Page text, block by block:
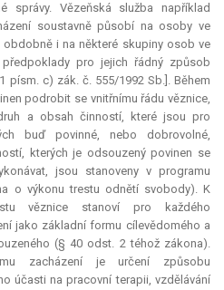
správy. Vězeňská služba například
soustavně působí na osoby ve
i na některé skupiny osob ve
pro jejich řádný způsob
c) zák. č. 555/1992 Sb.]. Během
podrobit se vnitřnímu řádu věznice,
a obsah činností, které jsou pro
buď povinné, nebo dobrovolné,
kterých je odsouzený povinen se
jsou stanoveny v programu
o výkonu trestu odnětí svobody). K
věznice stanoví pro každého
jako základní formu cílevědomého a
(§ 40 odst. 2 téhož zákona).
zacházení je určení způsobu
účasti na pracovní terapii, vzdělávání